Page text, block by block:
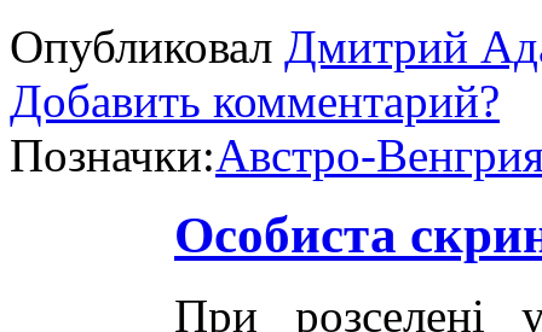
Опубликовал Дмитрий
Добавить комментарий?
Позначки:Австро-
Особиста
При розселені